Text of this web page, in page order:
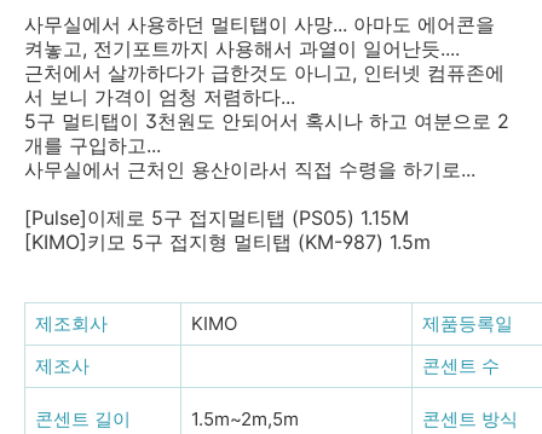
사무실에서 사용하던 멀티탭이 사망... 아마도 에어콘을
켜놓고, 전기포트까지 사용해서 과열이 일어난듯....
근처에서 살까하다가 급한것도 아니고, 인터넷 컴퓨존에
서 보니 가격이 엄청 저렴하다...
5구 멀티탭이 3천원도 안되어서 혹시나 하고 여분으로 2
개를 구입하고...
사무실에서 근처인 용산이라서 직접 수령을 하기로...
[Pulse]이제로 5구 접지멀티탭 (PS05) 1.15M
[KIMO]키모 5구 접지형 멀티탭 (KM-987) 1.5m
제조회사 KIMO
제품등록일
제조사
콘센트 수
콘센트 길이 1.5m~2m,5m 콘센트 방식